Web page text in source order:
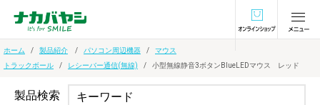
オンラインショ
ホーム 製品紹介 パソコン周辺機器
マウス
トラックボール
レシーバー通信(無線) 小型無線静音3ボタンBlueLEDマウス レッド
製品検索